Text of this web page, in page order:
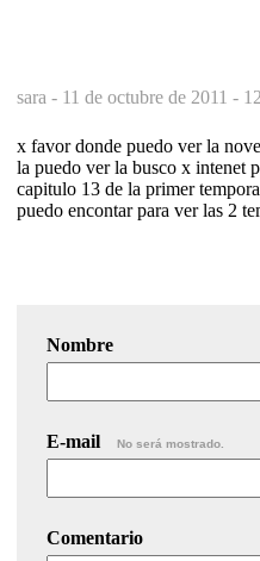
sara - 11 de octubre de 2011 -
x favor donde puedo ver la
la puedo ver la busco x intenet
capitulo 13 de la primer
puedo encontar para ver las 2
Nombre
E-mail No será mostrado.
Comentario